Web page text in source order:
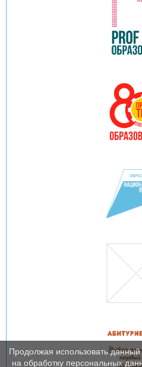
Продолжая использовать данный
на обработку персональных